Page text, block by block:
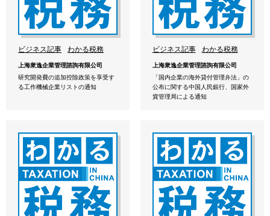
ビジネス記事 わかる税務
上海衆逸企業管理諮詢有限公司
研究開発費の追加控除政策を享受す
る工作機械企業リストの通知
ビジネス記事 わかる税務
上海衆逸企業管理諮詢有限公司
「国内企業の海外貸付管理弁法」の
公布に関する中国人民銀行、国家外
貨管理局による通知